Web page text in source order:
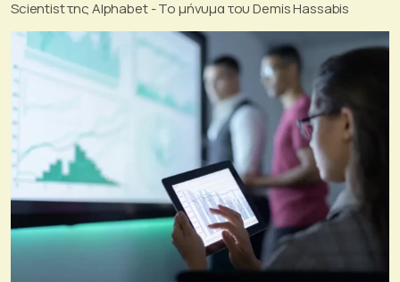
Scientist της Alphabet - Το μήνυμα του Demis Hassabis